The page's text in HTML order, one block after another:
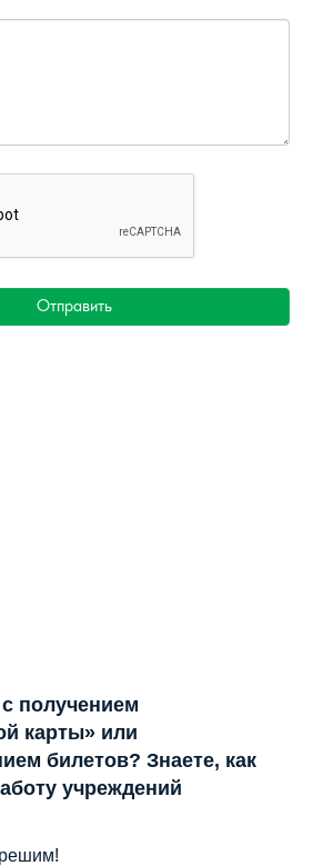
Отправить
получением
карты» или
билетов? Знаете, как
учреждений